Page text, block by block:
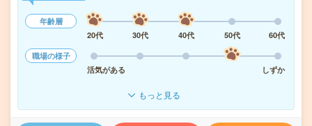
年齢層
20代
30代 40代 50代
60代
職場の様子
活気がある
しずか
もっと見る